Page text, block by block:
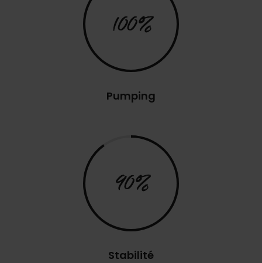
100%
Pumping
90%
Stabilité